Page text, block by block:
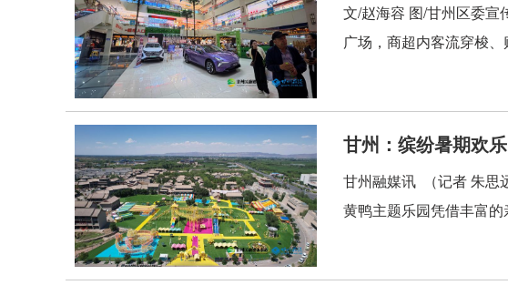
文/赵海容 图/甘州区委
广场，商超内客流穿梭
甘州：缤纷暑期欢
甘州融媒讯 （记者 朱思
黄鸭主题乐园凭借丰富